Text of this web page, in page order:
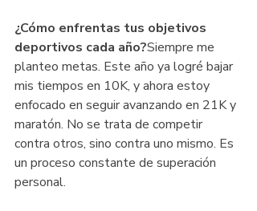
¿Cómo enfrentas tus objetivos
deportivos cada año?Siempre me
planteo metas. Este año ya logré bajar
mis tiempos en 10K, y ahora estoy
enfocado en seguir avanzando en 21K y
maratón. No se trata de competir
contra otros, sino contra uno mismo. Es
un proceso constante de superación
personal.